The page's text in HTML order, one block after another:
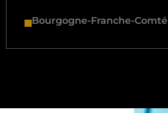
Bourgogne-Franche-Comté